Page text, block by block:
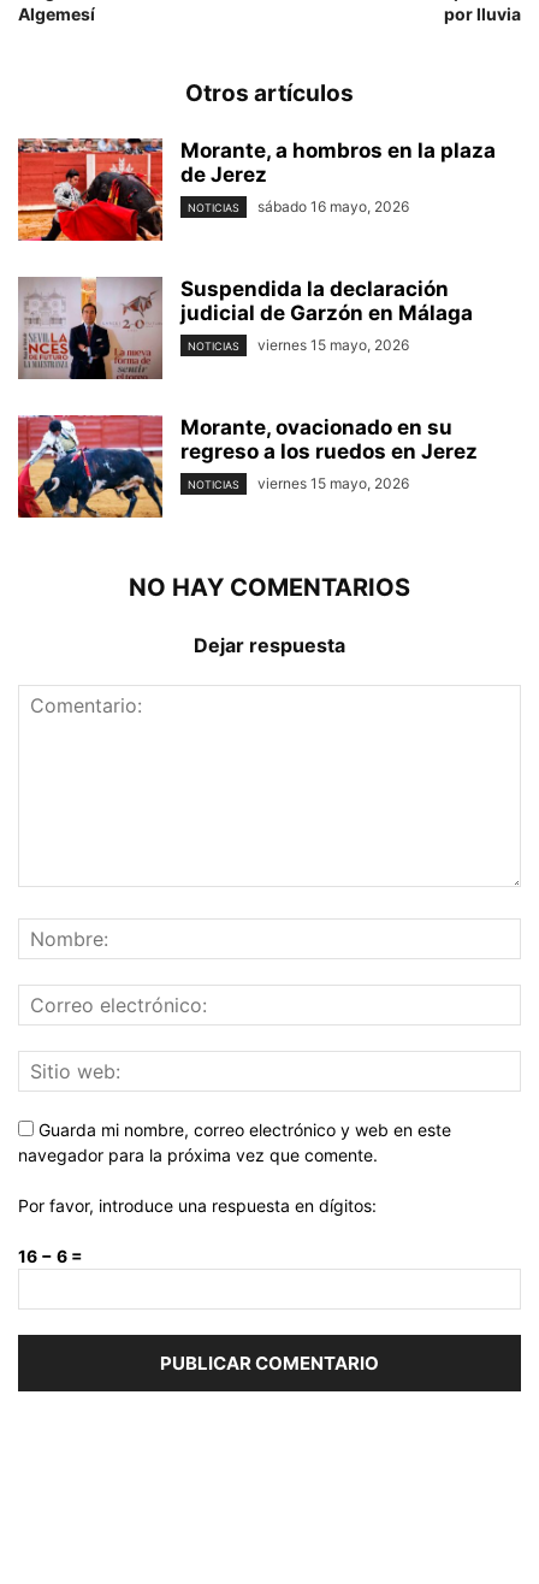
Algemesí
por lluvia
Otros artículos
Morante, a hombros en la plaza
de Jerez
NOTICIAS sábado 16 mayo, 2026
Suspendida la declaración
judicial de Garzón en Málaga
NOTICIAS viernes 15 mayo, 2026
Morante, ovacionado en su
regreso a los ruedos en Jerez
NOTICIAS viernes 15 mayo, 2026
NO HAY COMENTARIOS
Dejar respuesta
Guarda mi nombre, correo electrónico y web en este
navegador para la próxima vez que comente.
Por favor, introduce una respuesta en dígitos:
16 − 6 =